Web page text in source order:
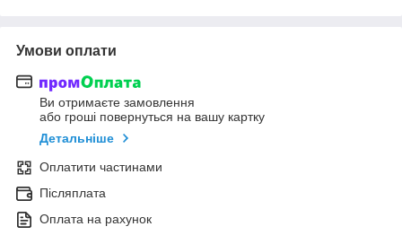
Умови оплати
Ви отримаєте замовлення
або гроші повернуться на вашу картку
Детальніше
Оплатити частинами
Післяплата
Оплата на рахунок